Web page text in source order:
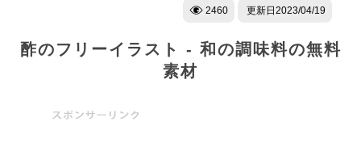
2460 更新日 2023/04/19
酢のフリーイラスト - 和の調味料の無料
素材